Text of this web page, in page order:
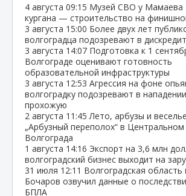
4 августа 09:15 Музей СВО у Мамаева
кургана — строительство на
3 августа 15:00 Более двух лет
волгоградца подозревают в
3 августа 14:07 Подготовка к 1
Волгограде оценивают готовность
образовательной инфраструктуры
3 августа 12:53 Агрессия на фоне
волгоградку подозревают в
прохожую
2 августа 11:45 Лето, арбузы и
„Арбузный переполох“ в Центральном
Волгограда
1 августа 14:16 Экспорт на 3,6 млн
волгоградский бизнес выходит на
31 июля 12:11 Волгоградская
Бочаров озвучил данные о
БПЛА